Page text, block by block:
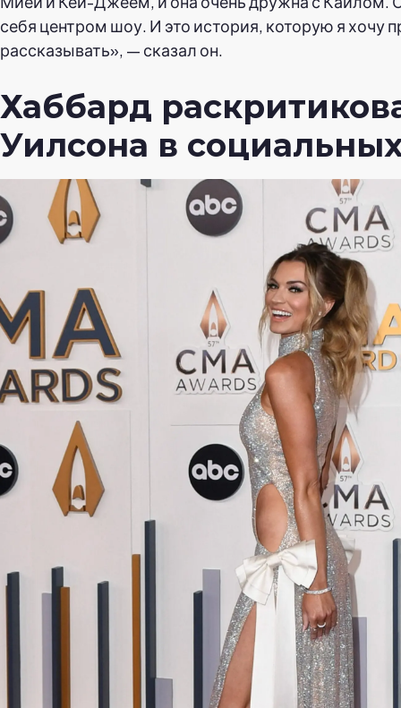
себя центром шоу. И это история, которую я хочу
рассказывать», — сказал он.
Хаббард
Уилсона в